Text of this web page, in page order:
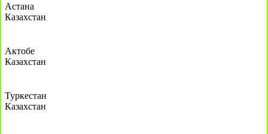
Астана
Казахстан
Актобе
Казахстан
Туркестан
Казахстан